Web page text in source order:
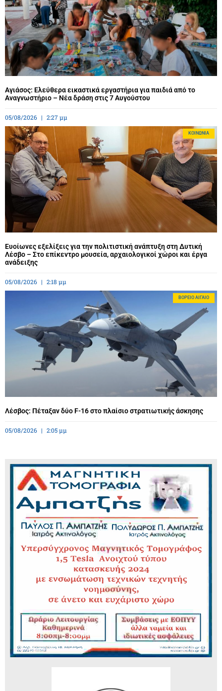
Αγιάσος: Ελεύθερα εικαστικά εργαστήρια για παιδιά από το
Αναγνωστήριο – Νέα δράση στις 7 Αυγούστου
05/08/2026 2:27 μμ
ΚΟΙΝΩΝΊΑ
Ευοίωνες εξελίξεις για την πολιτιστική ανάπτυξη στη Δυτική
Λέσβο – Στο επίκεντρο μουσεία, αρχαιολογικοί χώροι και έργα
ανάδειξης
05/08/2026 2:18 μμ
BΌΡΕΙΟ ΑΙΓΑΊΟ
Λέσβος: Πέταξαν δύο F-16 στο πλαίσιο στρατιωτικής άσκησης
05/08/2026 2:05 μμ